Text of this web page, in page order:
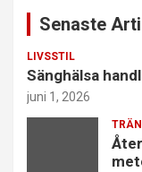
Senaste
LIVSSTIL
Sänghälsa
juni 1, 2026